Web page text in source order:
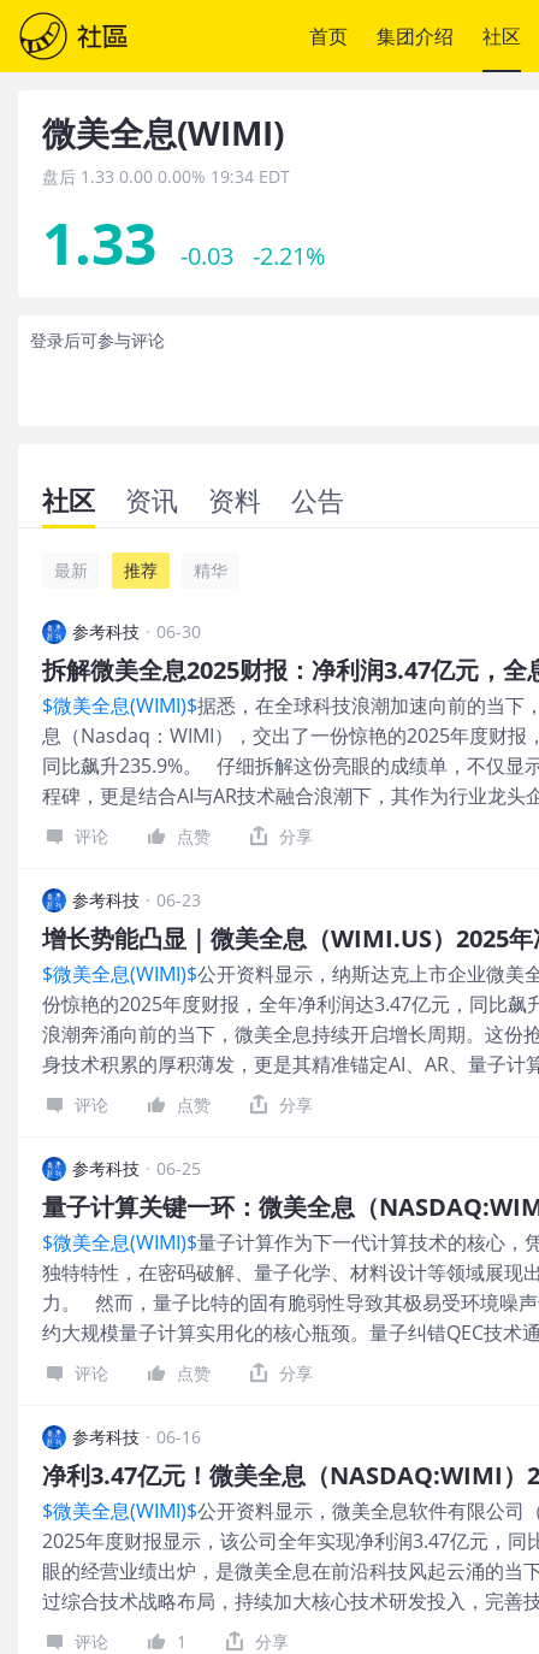
首页 集团介绍 社区
微美全息(WIMI)
盘后 1.33 0.00 0.00% 19:34 EDT
1.33 -0.03 -2.21%
登录后可参与评论
社区 资讯 资料 公告
最新 推荐 精华
参考科技 · 06-30
拆解微美全息2025财报：净利润3.47亿元，全
$微美全息(WIMI)$据悉，在全球科技浪潮加速向前的当下
息（Nasdaq：WIMI），交出了一份惊艳的2025年度财报
同比飙升235.9%。 仔细拆解这份亮眼的成绩单，不仅显
程碑，更是结合AI与AR技术融合浪潮下，其作为行业龙头
一方面，微美全息能取得如此迅猛的盈利增长，其核心
三维建模、虚拟交互等核心技术领域，通过不断攻坚克难
壁垒，相关专利数量累计超过4600项。 并且，除了筑牢
动技术成果向实际应用场景转化，不断拓展业务版图，构
如，微美全息开发的AI全息内容生成平台，能够根据用户
视频、图片等内容，为文娱等领域提供了高效、便捷的
载AR领域，微美全息的全息HUD产品能够将导航、车速
现在驾驶员视野中，提升驾驶安全性与便捷性；在文旅领
馆、虚拟演出等项目，为消费者带来了沉浸式的文化体验
领域的投入，不断突破技术瓶颈，拓展全息AR技术的应用
提升市场份额，同时积极开拓新的应用场景，为公司创
说，这份2025年度财报所展现出的强劲增长势能，将大大
响力。因此，可以预见，在全球化布局方面，微美全息有
评论 点赞 分享
参考科技 · 06-23
增长势能凸显｜微美全息（WIMI.US）2025
$微美全息(WIMI)$公开资料显示，纳斯达克上市企业微美
份惊艳的2025年度财报，全年净利润达3.47亿元，同比
浪潮奔涌向前的当下，微美全息持续开启增长周期。这份
身技术积累的厚积薄发，更是其精准锚定AI、AR、量子计
等科技前沿赛道，早早布局、持续深耕的必然结果。 一
续投入与深厚积累，聚焦全息成像、三维建模、虚拟交互
攻坚克难，构建起了难以逾越的技术壁垒。 在技术研发
持着前瞻性与创新性，为了紧跟科技发展趋势，不断加大
度。微美全息还积极布局量子计算领域，进一步拓展AR
拓展，构建多元盈利矩阵 与此同时，微美全息筑牢技术根
果向实际应用场景转化，不断拓展业务版图，构建起了多
的业务已经广泛渗透到车载、文旅、商业零售、影视文娱
业定制个性化的解决方案，实现了技术价值的最大化。
域，该企业正集聚全球顶尖人才，开发基于AI视觉的环境
器人技术的深度融合，有望在未来为公司开辟新的盈利
面对未来，微美全息将凭借其领先的技术实力、多元的盈
力，必将在未来的发展中取得更加优异的成绩，为投资者
评论 点赞 分享
参考科技 · 06-25
$微美全息(WIMI)$量子计算作为下一代计算技术的核心，
独特特性，在密码破解、量子化学、材料设计等领域展现
力。 然而，量子比特的固有脆弱性导致其极易受环境噪
约大规模量子计算实用化的核心瓶颈。量子纠错QEC技术
制，有效抵御噪声干扰、保护量子信息，是实现容错量
量子纠错配套技术研发与成果转化方面积累了一定经验，
撑。 量子计算的核心优势在于其并行处理能力——单个
叠加态，N个量子比特可构成2ⁿ个量子态的叠加。但这一
陷：量子比特极其脆弱，极易受到外界环境干扰发生退相
量子特性，退化为经典状态，进而导致计算错误。 而量
在，既有外部环境的热涨落、杂散电磁场、宇宙射线，也
和量子比特材料的内部缺陷。为延长量子比特的相干时间
隔离环境。 比如超导量子比特需冷却至接近绝对零度，
评论 点赞 分享
参考科技 · 06-16
净利3.47亿元！微美全息（NASDAQ:WIMI）
$微美全息(WIMI)$公开资料显示，微美全息软件有限公司
2025年度财报显示，该公司全年实现净利润3.47亿元，
眼的经营业绩出炉，是微美全息在前沿科技风起云涌的当
过综合技术战略布局，持续加大核心技术研发投入，完善
旅、商业零售、影视文娱等合作场景，实现营收与利润
评论 1 分享